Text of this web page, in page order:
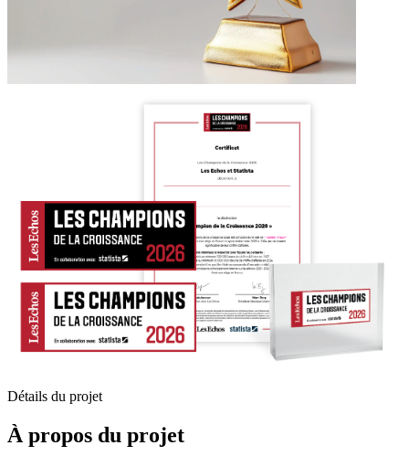
Détails du projet
À propos du projet